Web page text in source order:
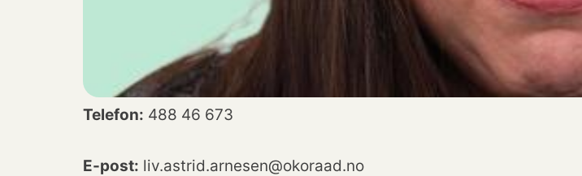
Telefon: 488 46 673
E-post: liv.astrid.arnesen@okoraad.no